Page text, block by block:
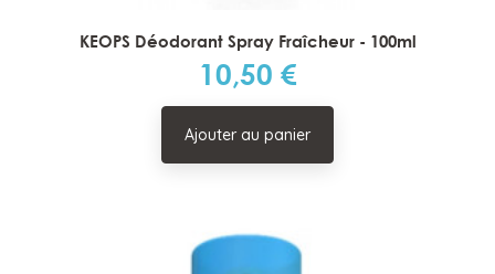
KEOPS Déodorant Spray Fraîcheur - 100ml
Prix
10,50 €
Ajouter au panier